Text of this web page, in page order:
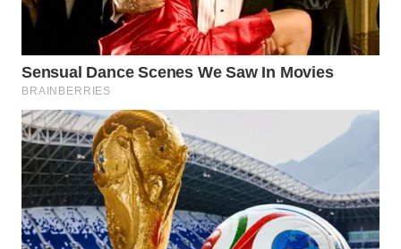
CIREBON
INDRAMAYU
WN
KUNINGAN
WN